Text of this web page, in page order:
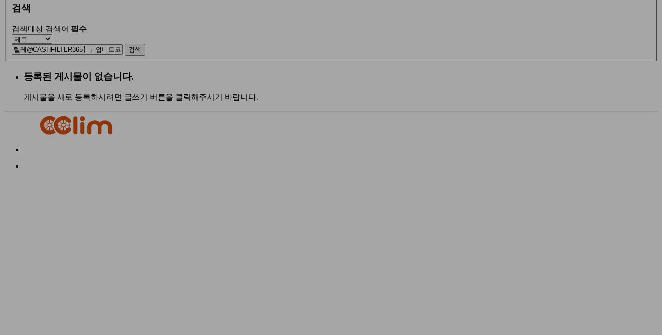
검색
검색대상 검색어 필수
검색
등록된 게시물이 없습니다.
게시물을 새로 등록하시려면 글쓰기 버튼을 클릭해주시기 바랍니다.